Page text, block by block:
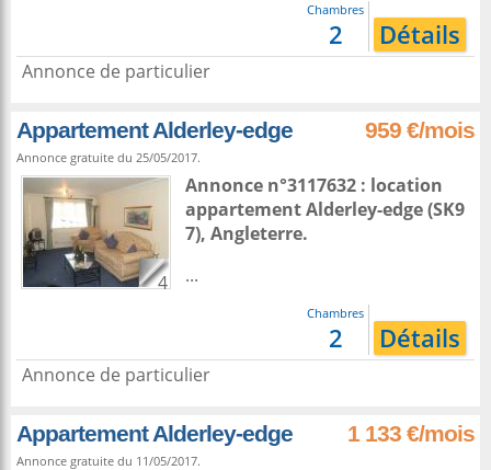
Chambres
2 Détails
Annonce de particulier
Appartement Alderley-edge 959 €/mois
Annonce gratuite du 25/05/2017.
4
Annonce n°3117632 : location
appartementAlderley-edge(SK9
7), Angleterre.
...
Chambres
2 Détails
Annonce de particulier
Appartement Alderley-edge 1 133 €/mois
Annonce gratuite du 11/05/2017.